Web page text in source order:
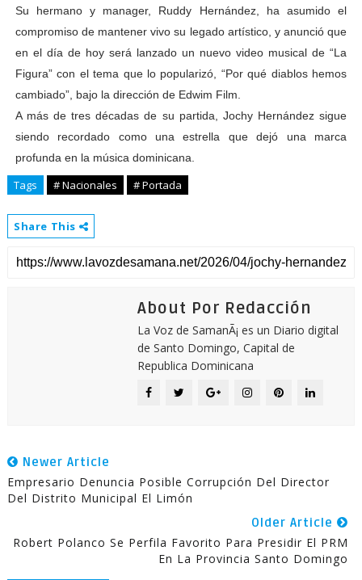
Su hermano y manager, Ruddy Hernández, ha asumido el
compromiso de mantener vivo su legado artístico, y anunció que
en el día de hoy será lanzado un nuevo video musical de “La
Figura” con el tema que lo popularizó, “Por qué diablos hemos
cambiado”, bajo la dirección de Edwim Film.
A más de tres décadas de su partida, Jochy Hernández sigue
siendo recordado como una estrella que dejó una marca
profunda en la música dominicana.
Tags # Nacionales # Portada
Share This
About Por Redacción
La Voz de SamanÃ¡ es un Diario digital
de Santo Domingo, Capital de
Republica Dominicana
Newer Article
Empresario Denuncia Posible Corrupción Del Director
Del Distrito Municipal El Limón
Older Article
Robert Polanco Se Perfila Favorito Para Presidir El PRM
En La Provincia Santo Domingo